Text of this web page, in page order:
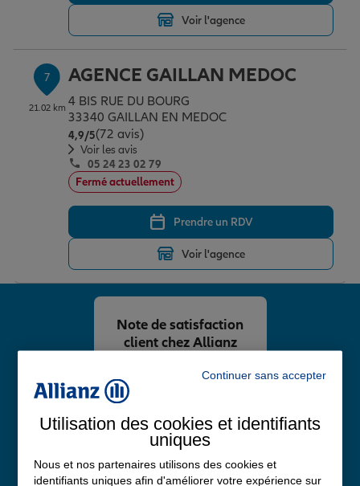
Voir l'agence
7
21.02 km
AGENCE GAILLAN MEDOC
4 BIS RUE DU BOURG
33340 GAILLAN EN MEDOC
4,9/5Note de 4.9 sur 5
(72 avis)
Voir les avis
05 24 23 02 79
Fermé actuellement
Prendre un RDV
Voir l'agence
/5
Note de satisfaction
client chez Allianz
Continuer sans accepter
Utilisation des cookies et identifiants
uniques
Nous et nos partenaires utilisons des cookies et
identifiants uniques afin d'améliorer votre expérience sur